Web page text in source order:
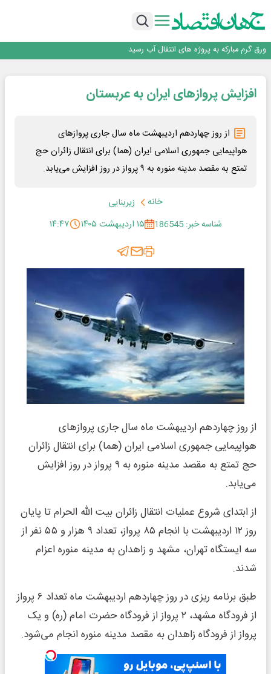
نمایشگاهی برگزار می‌شود
عرضه اولیه احیا استیل فولاد بافت
ورق گرم مبارکه به پروژه های انتقال آب رسید
بازگشت فرش ماشینی به اصفهان پس از هفت سال؛ دو نمایشگاه تخصصی در شهر
نمایشگاهی برگزار می‌شود
عرضه اولیه احیا استیل فولاد بافت
افزایش پروازهای ایران به عربستان
از روز چهاردهم اردیبهشت ماه سال جاری پروازهای
هواپیمایی جمهوری اسلامی ایران (هما) برای انتقال زائران حج
تمتع به مقصد مدینه منوره به ۹ پرواز در روز افزایش می‌یابد.
خانه
زیربنایی
شناسه خبر: 186545
۱۵ اردیبهشت ۱۴۰۵ ۱۴:۴۷
از روز چهاردهم اردیبهشت ماه سال جاری پروازهای
هواپیمایی جمهوری اسلامی ایران (هما) برای انتقال زائران
حج تمتع به مقصد مدینه منوره به ۹ پرواز در روز افزایش
می‌یابد.
از ابتدای شروع عملیات انتقال زائران بیت الله الحرام تا پایان
روز ۱۲ اردیبهشت با انجام ۸۵ پرواز، تعداد ۹ هزار و ۵۵ نفر از
سه ایستگاه تهران، مشهد و زاهدان به مدینه منوره اعزام
شدند.
طبق برنامه ریزی در روز چهاردهم اردیبهشت ماه تعداد ۶ پرواز
از فرودگاه مشهد، ۲ پرواز از فرودگاه حضرت امام (ره) و یک
پرواز از فرودگاه زاهدان به مقصد مدینه منوره انجام می‌شود.